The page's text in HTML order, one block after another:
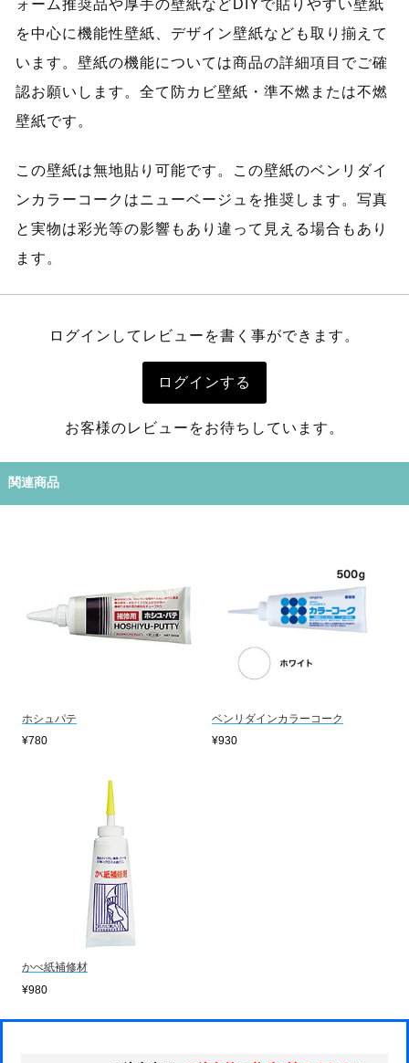
ォーム推奨品や厚手の壁紙などDIYで貼りやすい壁紙
を中心に機能性壁紙、デザイン壁紙なども取り揃えて
います。壁紙の機能については商品の詳細項目でご確
認お願いします。全て防カビ壁紙・準不燃または不燃
壁紙です。
この壁紙は無地貼り可能です。この壁紙のベンリダイ
ンカラーコークはニューベージュを推奨します。写真
と実物は彩光等の影響もあり違って見える場合もあり
ます。
ログインしてレビューを書く事ができます。
ログインする
お客様のレビューをお待ちしています。
関連商品
ホシュパテ
¥780
ベンリダインカラーコーク
¥930
かべ紙補修材
¥980